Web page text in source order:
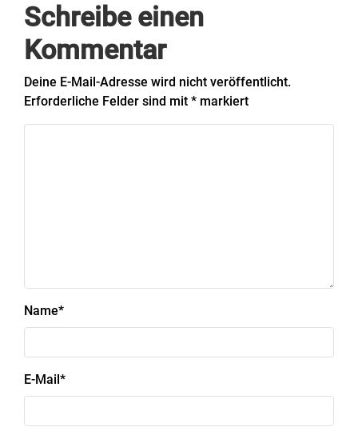
Schreibe einen
Kommentar
Deine E-Mail-Adresse wird nicht veröffentlicht.
Erforderliche Felder sind mit * markiert
Name*
E-Mail*